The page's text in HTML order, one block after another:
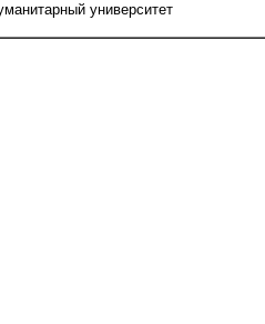
университет